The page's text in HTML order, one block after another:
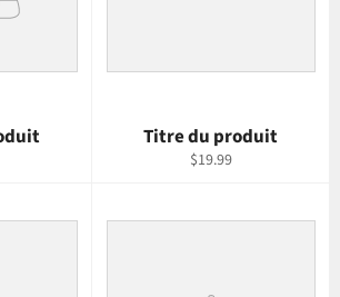
Titre du produit
$19.99